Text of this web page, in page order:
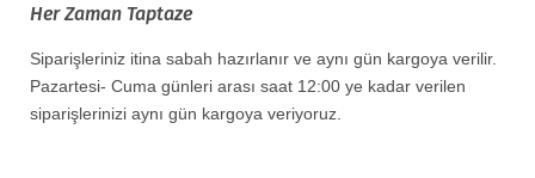
Her Zaman Taptaze
Siparişleriniz itina sabah hazırlanır ve aynı gün kargoya verilir.
Pazartesi- Cuma günleri arası saat 12:00 ye kadar verilen
siparişlerinizi aynı gün kargoya veriyoruz.